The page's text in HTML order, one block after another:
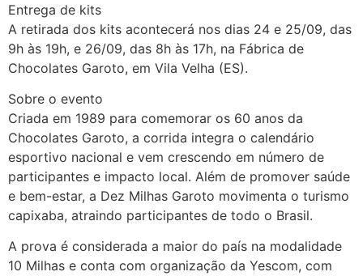
Entrega de kits
A retirada dos kits acontecerá nos dias 24 e 25/09, das
9h às 19h, e 26/09, das 8h às 17h, na Fábrica de
Chocolates Garoto, em Vila Velha (ES).
Sobre o evento
Criada em 1989 para comemorar os 60 anos da
Chocolates Garoto, a corrida integra o calendário
esportivo nacional e vem crescendo em número de
participantes e impacto local. Além de promover saúde
e bem-estar, a Dez Milhas Garoto movimenta o turismo
capixaba, atraindo participantes de todo o Brasil.
A prova é considerada a maior do país na modalidade
10 Milhas e conta com organização da Yescom, com